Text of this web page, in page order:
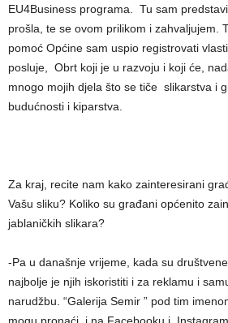
EU4Business programa. Tu sam
prošla, te se ovom prilikom i zahvaljujem.
pomoć Općine sam uspio registrovati
posluje, Obrt koji je u razvoju i koji će,
mnogo mojih djela što se tiče slikarstva i
budućnosti i kiparstva.
Za kraj, recite nam kako zainteresirani
Vašu sliku? Koliko su građani općenito
jablaničkih slikara?
-Pa u današnje vrijeme, kada su
najbolje je njih iskoristiti i za reklamu i
narudžbu. “Galerija Semir ” pod tim